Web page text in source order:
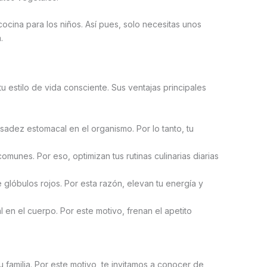
para los niños. Así pues, solo necesitas unos
estilo de vida consciente. Sus ventajas principales
estomacal en el organismo. Por lo tanto, tu
Por eso, optimizan tus rutinas culinarias diarias
rojos. Por esta razón, elevan tu energía y
el cuerpo. Por este motivo, frenan el apetito
Por este motivo, te invitamos a conocer de